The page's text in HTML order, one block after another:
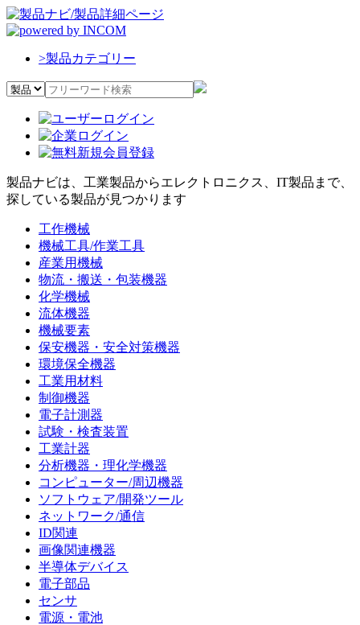
>製品カテゴリー
製品ナビは、工業製品からエレクトロニクス、IT製品まで、
探している製品が見つかります
工作機械
機械工具/作業工具
産業用機械
物流・搬送・包装機器
化学機械
流体機器
機械要素
保安機器・安全対策機器
環境保全機器
工業用材料
制御機器
電子計測器
試験・検査装置
工業計器
分析機器・理化学機器
コンピューター/周辺機器
ソフトウェア/開発ツール
ネットワーク/通信
ID関連
画像関連機器
半導体デバイス
電子部品
センサ
電源・電池